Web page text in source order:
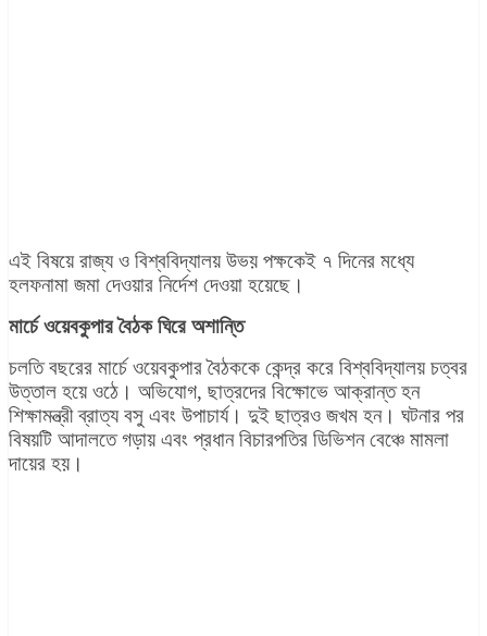
এই বিষয়ে রাজ্য ও বিশ্ববিদ্যালয় উভয় পক্ষকেই ৭ দিনের মধ্যে
হলফনামা জমা দেওয়ার নির্দেশ দেওয়া হয়েছে।
মার্চে ওয়েবকুপার বৈঠক ঘিরে অশান্তি
চলতি বছরের মার্চে ওয়েবকুপার বৈঠককে কেন্দ্র করে বিশ্ববিদ্যালয় চত্বর
উত্তাল হয়ে ওঠে। অভিযোগ, ছাত্রদের বিক্ষোভে আক্রান্ত হন
শিক্ষামন্ত্রী ব্রাত্য বসু এবং উপাচার্য। দুই ছাত্রও জখম হন। ঘটনার পর
বিষয়টি আদালতে গড়ায় এবং প্রধান বিচারপতির ডিভিশন বেঞ্চে মামলা
দায়ের হয়।